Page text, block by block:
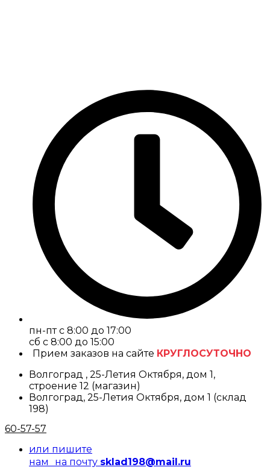
пн-пт с 8:00 до 17:00
cб с 8:00 до 15:00
Прием заказов на сайте КРУГЛОСУТОЧНО
Волгоград , 25-Летия Октября, дом 1,
строение 12 (магазин)
Волгоград, 25-Летия Октября, дом 1 (склад
198)
60-57-57
или пишите
нам на почту sklad198@mail.ru